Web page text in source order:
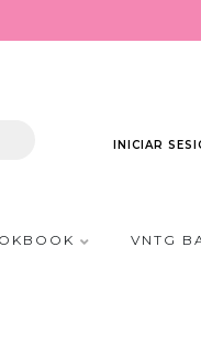
INICIAR
VNTG